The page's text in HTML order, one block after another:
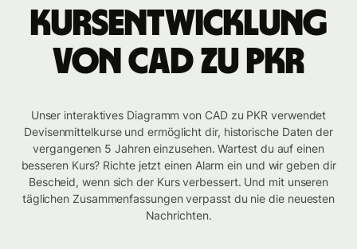
Kursentwicklung
von CAD zu PKR
Unser interaktives Diagramm von CAD zu PKR verwendet
Devisenmittelkurse und ermöglicht dir, historische Daten der
vergangenen 5 Jahren einzusehen. Wartest du auf einen
besseren Kurs? Richte jetzt einen Alarm ein und wir geben dir
Bescheid, wenn sich der Kurs verbessert. Und mit unseren
täglichen Zusammenfassungen verpasst du nie die neuesten
Nachrichten.